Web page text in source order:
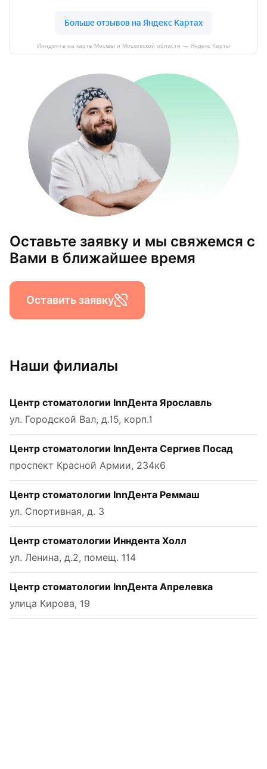
Оставьте заявку и мы свяжемся с
Вами в ближайшее время
Оставить заявку
Инндента на карте Москвы и Московской области — Яндекс Карты
Наши филиалы
Центр стоматологии InnДента Ярославль
ул. Городской Вал, д.15, корп.1
Центр стоматологии InnДента Сергиев Посад
проспект Красной Армии, 234к6
Центр стоматологии InnДента Реммаш
ул. Спортивная, д. 3
Центр стоматологии Инндента Холл
ул. Ленина, д.2, помещ. 114
Центр стоматологии InnДента Апрелевка
улица Кирова, 19